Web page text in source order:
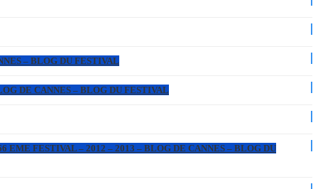
– BLOG DU FESTIVAL
DE CANNES – BLOG DU FESTIVAL
FESTIVAL – 2012 – 2013 – BLOG DE CANNES – BLOG DU